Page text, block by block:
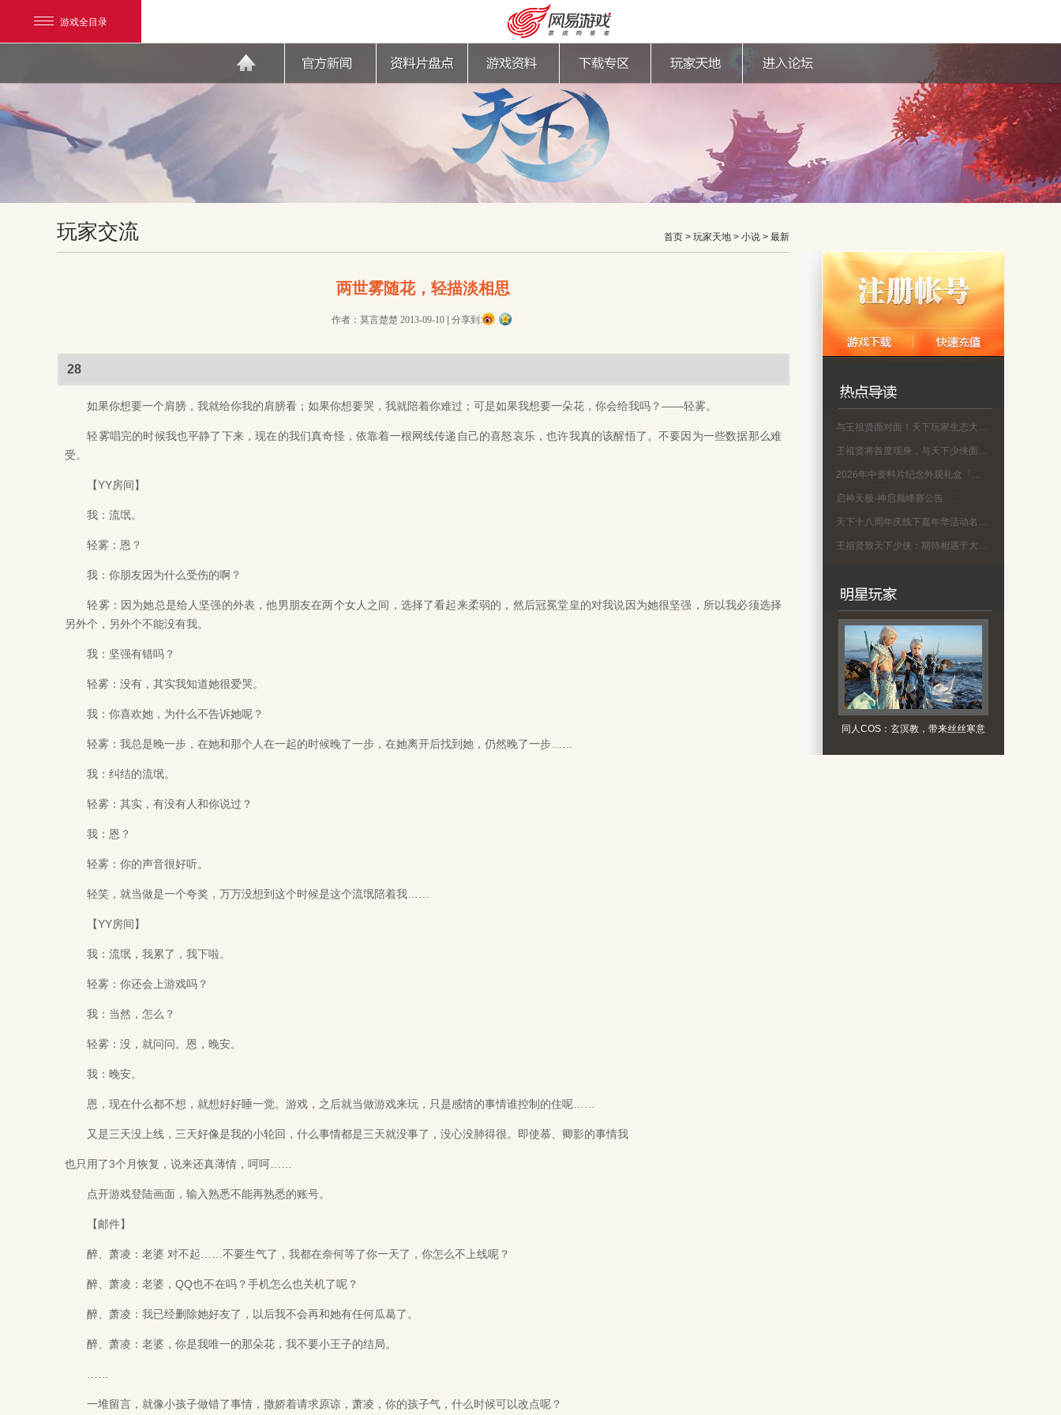
游戏全目录
玩家交流 首页 > 玩家天地 > 小说 > 最新
两世雾随花，轻描淡相思
作者：莫言楚楚 2013-09-10 分享到:
28
如果你想要一个肩膀，我就给你我的肩膀看；如果你想要哭，我就陪着你难过；可是如果我想要一朵花，你会给我吗？——轻雾。
轻雾唱完的时候我也平静了下来，现在的我们真奇怪，依靠着一根网线传递自己的喜怒哀乐，也许我真的该醒悟了。不要因为一些数据那么难
受。
【YY房间】
我：流氓。
轻雾：恩？
我：你朋友因为什么受伤的啊？
轻雾：因为她总是给人坚强的外表，他男朋友在两个女人之间，选择了看起来柔弱的，然后冠冕堂皇的对我说因为她很坚强，所以我必须选择
另外个，另外个不能没有我。
我：坚强有错吗？
轻雾：没有，其实我知道她很爱哭。
我：你喜欢她，为什么不告诉她呢？
轻雾：我总是晚一步，在她和那个人在一起的时候晚了一步，在她离开后找到她，仍然晚了一步……
我：纠结的流氓。
轻雾：其实，有没有人和你说过？
我：恩？
轻雾：你的声音很好听。
轻笑，就当做是一个夸奖，万万没想到这个时候是这个流氓陪着我……
【YY房间】
我：流氓，我累了，我下啦。
轻雾：你还会上游戏吗？
我：当然，怎么？
轻雾：没，就问问。恩，晚安。
我：晚安。
恩，现在什么都不想，就想好好睡一觉。游戏，之后就当做游戏来玩，只是感情的事情谁控制的住呢……
又是三天没上线，三天好像是我的小轮回，什么事情都是三天就没事了，没心没肺得很。即使慕、卿影的事情我
也只用了3个月恢复，说来还真薄情，呵呵……
点开游戏登陆画面，输入熟悉不能再熟悉的账号。
【邮件】
醉、萧凌：老婆 对不起……不要生气了，我都在奈何等了你一天了，你怎么不上线呢？
醉、萧凌：老婆，QQ也不在吗？手机怎么也关机了呢？
醉、萧凌：我已经删除她好友了，以后我不会再和她有任何瓜葛了。
醉、萧凌：老婆，你是我唯一的那朵花，我不要小王子的结局。
一堆留言，就像小孩子做错了事情，撒娇着请求原谅，萧凌，你的孩子气，什么时候可以改点呢？
与王祖贤面对面！天下玩家生态大会名单公示
王祖贤将首度现身，与天下少侠面对面！
2026年中资料片纪念外观礼盒「蜀渊问剑」现已上线！
启神天极·神启巅峰赛公告
天下十八周年庆线下嘉年华活动名单公示
王祖贤致天下少侠：期待相遇于大荒！18周年专属问候请查收
同人COS：玄溟教，带来丝丝寒意